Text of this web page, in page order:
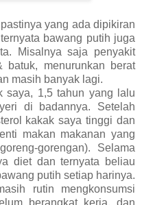
yang ada dipikiran
bawang putih juga
Misalnya saja penyakit
batuk, menurunkan berat
masih banyak lagi.
saya, 1,5 tahun yang lalu
di badannya. Setelah
kakak saya tinggi dan
makan makanan yang
gorengan). Selama
diet dan ternyata beliau
putih setiap harinya.
rutin mengkonsumsi
berangkat kerja, dan